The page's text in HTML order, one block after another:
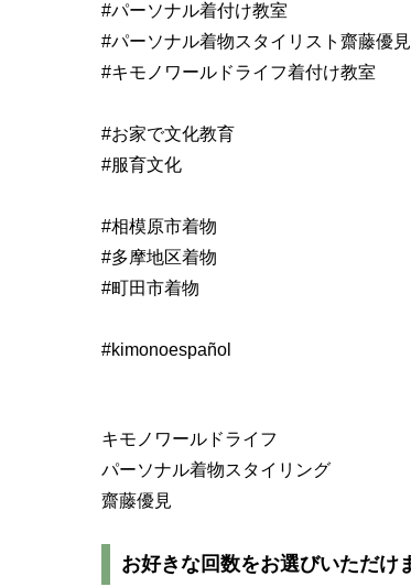
#パーソナル着付け教室
#パーソナル着物スタイリスト齋藤優見
#キモノワールドライフ着付け教室
#お家で文化教育
#服育文化
#相模原市着物
#多摩地区着物
#町田市着物
#kimonoespañol
キモノワールドライフ
パーソナル着物スタイリング
齋藤優見
お好きな回数をお選びいただけ